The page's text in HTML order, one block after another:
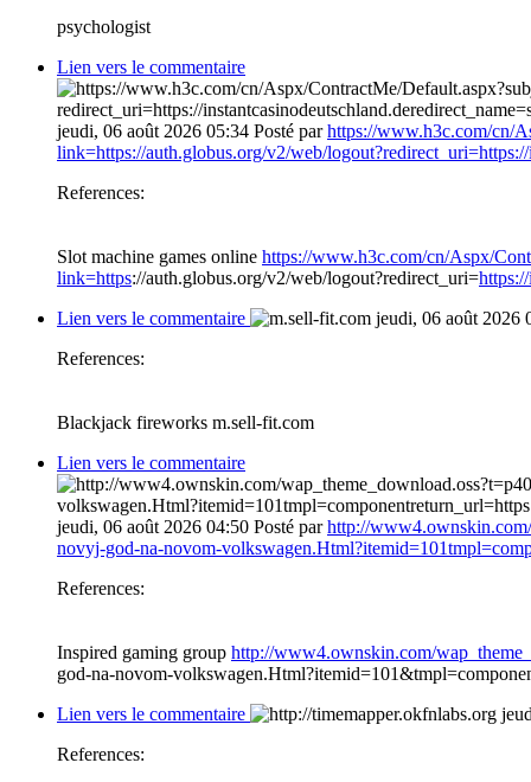
psychologist
Lien vers le commentaire
jeudi, 06 août 2026 05:34 Posté parhttps://www.h3c.com/cn/
link=https://auth.globus.org/v2/web/
References:
Slot machine games online https://www.h3c.com/cn/Aspx/
link=https://auth.globus.org/v2/web/logout?redirect_uri=
Lien vers le commentaire
jeudi, 06 août 2026
References:
Blackjack fireworks m.sell-fit.com
Lien vers le commentaire
jeudi, 06 août 2026 04:50 Posté parhttp://
novyj-god-na-novom-
References:
Inspired gaming group http://www4.ownskin.com/
god-na-novom-
Lien vers le commentaire
References: